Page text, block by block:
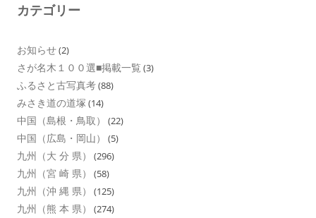
カテゴリー
お知らせ(2)
さが名木１００選■掲載一覧 (3)
ふるさと古写真考(88)
みさき道の道塚 (14)
中国（島根・鳥取） (22)
中国（広島・岡山） (5)
九州（大 分 県） (296)
九州（宮 崎 県） (58)
九州（沖 縄 県） (125)
九州（熊 本 県） (274)